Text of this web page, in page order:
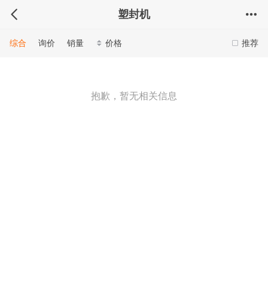
塑封机
推荐
综合 询价 销量 价格
抱歉，暂无相关信息